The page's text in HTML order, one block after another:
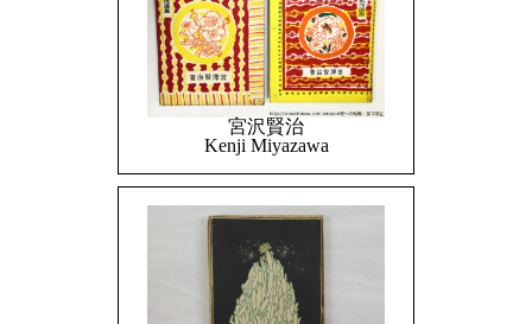
宮沢賢治
Kenji Miyazawa